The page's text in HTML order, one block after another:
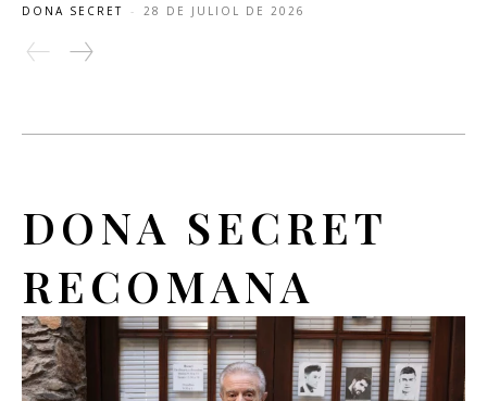
DONA SECRET - 28 DE JULIOL DE 2026
DONA SECRET
RECOMANA